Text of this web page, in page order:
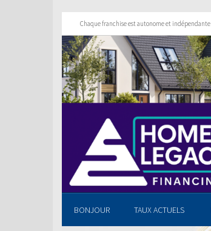
Chaque franchise est autonome et indépendante
BONJOUR TAUX ACTUELS